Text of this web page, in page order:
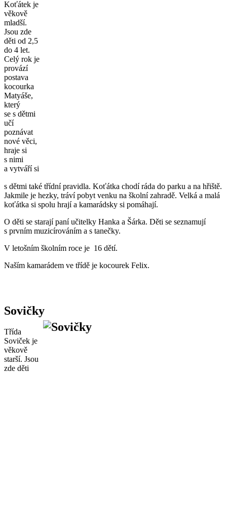
Koťátek je
věkově
mladší.
Jsou zde
děti od 2,5
do 4 let.
Celý rok je
provází
postava
kocourka
Matyáše,
který
se s dětmi
učí
poznávat
nové věci,
hraje si
s nimi
a vytváří si
s dětmi také třídní pravidla. Koťátka chodí ráda do parku a na hřiště.
Jakmile je hezky, tráví pobyt venku na školní zahradě. Velká a malá
koťátka si spolu hrají a kamarádsky si pomáhají.
O děti se starají paní učitelky Hanka a Šárka. Děti se seznamují
s prvním muzicírováním a s tanečky.
V letošním školním roce je 16 dětí.
Naším kamarádem ve třídě je kocourek Felix.
Sovičky
Třída
Soviček je
věkově
starší. Jsou
zde děti